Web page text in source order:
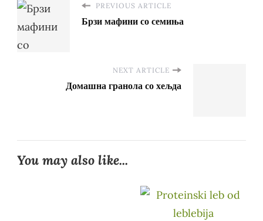
PREVIOUS ARTICLE
Брзи мафини со семиња
NEXT ARTICLE
Домашна гранола со хељда
You may also like...